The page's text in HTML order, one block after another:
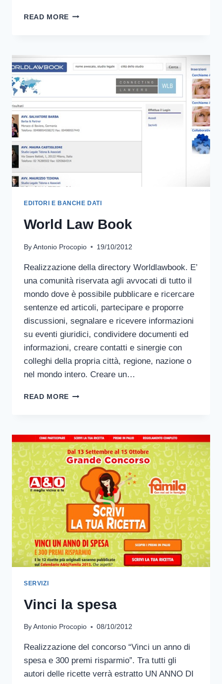
READ MORE FRIENDSMAPP:
TO
MAPP
YOUR
EDITORI E BANCHE DATI
World Law Book
By Antonio Procopio 19/10/2012
Realizzazione della directory Worldlawbook. E’
una comunità riservata agli avvocati di tutto il
mondo dove è possibile pubblicare e ricercare
sentenze ed articoli, partecipare e proporre
discussioni, segnalare e ricevere informazioni
su eventi giuridici, condividere documenti ed
informazioni, creare contatti e sinergie con
colleghi della propria città, regione, nazione o
nel mondo intero. Creare un…
READ MORE WORLD
SERVIZI
Vinci la spesa
By Antonio Procopio 08/10/2012
Realizzazione del concorso “Vinci un anno di
spesa e 300 premi risparmio”. Tra tutti gli
autori delle ricette verrà estratto UN ANNO DI